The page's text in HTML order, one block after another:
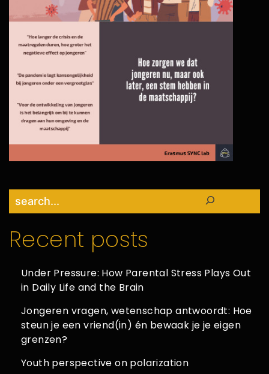
Search
Recent posts
Under Pressure: How Parental Stress Plays Out
in Daily Life and the Brain
Jongeren vragen, wetenschap antwoordt: Hoe
steun je een vriend(in) én bewaak je je eigen
grenzen?
Youth perspective on polarization